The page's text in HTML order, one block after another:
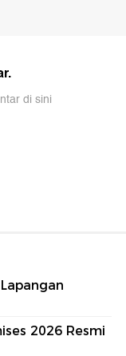
di sini
2026 Resmi